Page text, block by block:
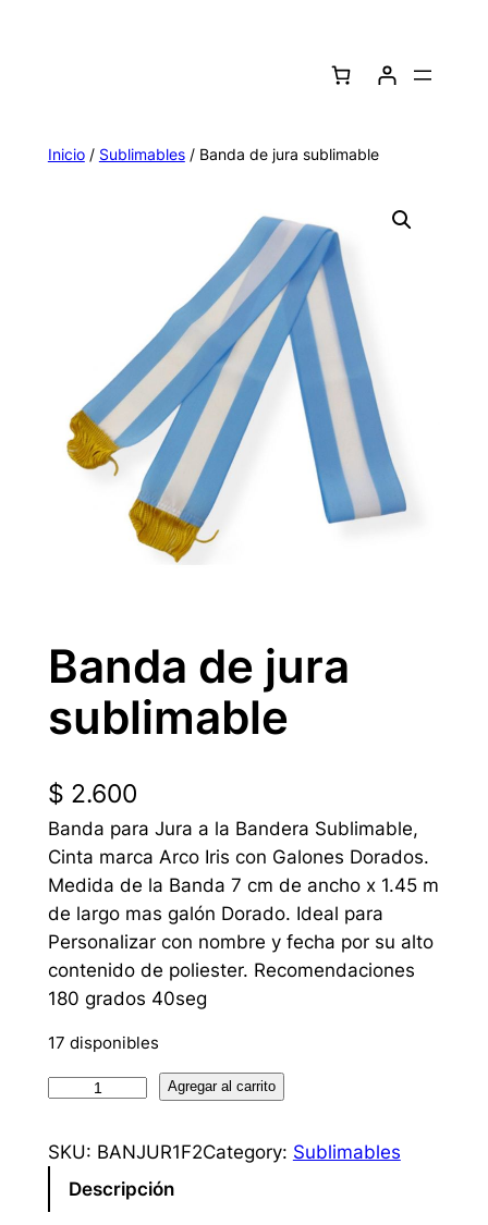
Inicio/ Sublimables/ Banda de jura sublimable
Banda de jura
sublimable
$ 2.600
Banda para Jura a la Bandera Sublimable,
Cinta marca Arco Iris con Galones Dorados.
Medida de la Banda 7 cm de ancho x 1.45 m
de largo mas galón Dorado. Ideal para
Personalizar con nombre y fecha por su alto
contenido de poliester. Recomendaciones
180 grados 40seg
17 disponibles
B
n
d
Agregar al carrito
SKU: BANJUR1F2Category: Sublimables
Descripción